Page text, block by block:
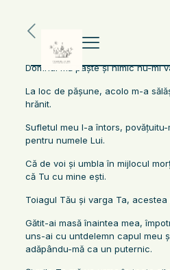
Domnul mă paşte şi nimic nu-mi
La loc de păşune, acolo m-a
hrănit.
Sufletul meu l-a întors,
pentru numele Lui.
Că de voi şi umbla în mijlocul
că Tu cu mine eşti.
Toiagul Tău şi varga Ta, acestea
Gătit-ai masă înaintea mea,
uns-ai cu untdelemn capul meu
adăpându-mă ca un puternic.